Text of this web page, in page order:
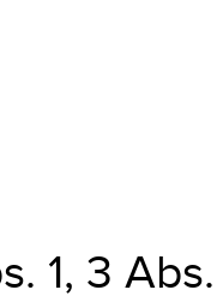
1, 3